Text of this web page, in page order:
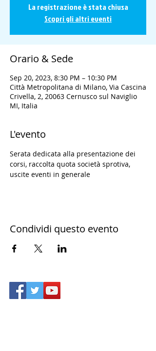
La registrazione è stata chiusa
Scopri gli altri eventi
Orario & Sede
Sep 20, 2023, 8:30 PM – 10:30 PM
Città Metropolitana di Milano, Via Cascina
Crivella, 2, 20063 Cernusco sul Naviglio
MI, Italia
L'evento
Serata dedicata alla presentazione dei
corsi, raccolta quota società sprotiva,
uscite eventi in generale
Condividi questo evento